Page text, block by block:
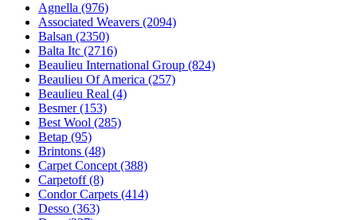
Agnella (976)
Associated Weavers (2094)
Balsan (2350)
Balta Itc (2716)
Beaulieu International Group (824)
Beaulieu Of America (257)
Beaulieu Real (4)
Besmer (153)
Best Wool (285)
Betap (95)
Brintons (48)
Carpet Concept (388)
Carpetoff (8)
Condor Carpets (414)
Desso (363)